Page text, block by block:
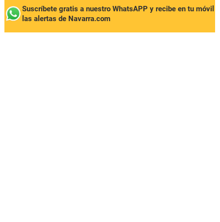
Suscríbete gratis a nuestro WhatsAPP y recibe en tu móvil
las alertas de Navarra.com